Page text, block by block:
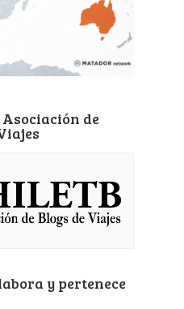
de
y pertenece